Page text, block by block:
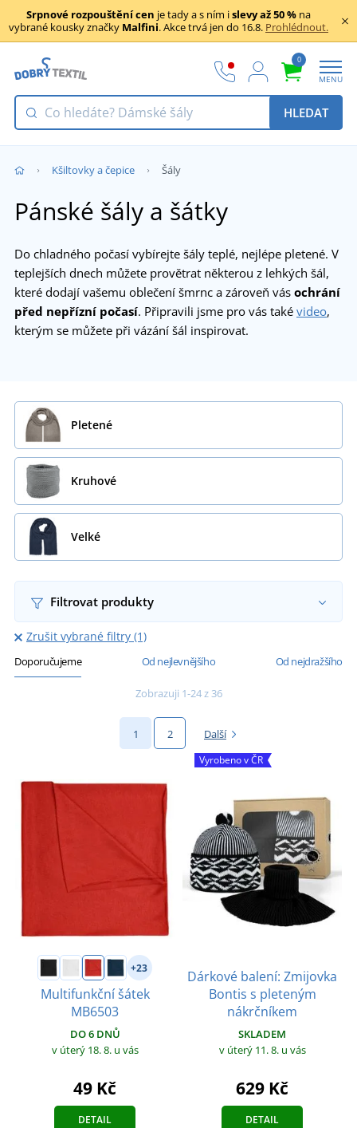
Srpnové rozpouštění cen je tady a s ním islevy až 50 % na
vybrané kousky značky Malfini. Akce trvá jen do 16.8. Prohlédnout.
0
MENU
HLEDAT
Kšiltovky a čepice Šály
Pánské šály a šátky
Do chladného počasí vybírejte šály teplé, nejlépe pletené. V
teplejších dnech můžete provětrat některou z lehkých šál,
které dodají vašemu oblečení šmrnc a zároveň vás ochrání
před nepřízní počasí. Připravili jsme pro vás také video,
kterým se můžete při vázání šál inspirovat.
Pletené
Kruhové
Velké
Filtrovat produkty
Zrušit vybrané filtry (1)
Doporučujeme Od nejlevnějšího Od nejdražšího
Zobrazuji 1-24 z 36
1 2 Další
+23
Multifunkční šátek
MB6503
DO 6 DNŮ
v úterý 18. 8. u vás
49 Kč
DETAIL
Vyrobeno v ČR
Dárkové balení: Zmijovka
Bontis s pleteným
nákrčníkem
SKLADEM
v úterý 11. 8. u vás
629 Kč
DETAIL